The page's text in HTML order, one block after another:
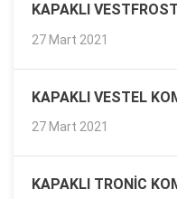
KAPAKLI
27 Mart 2021
KAPAKLI VESTEL
27 Mart 2021
KAPAKLI TRONIC